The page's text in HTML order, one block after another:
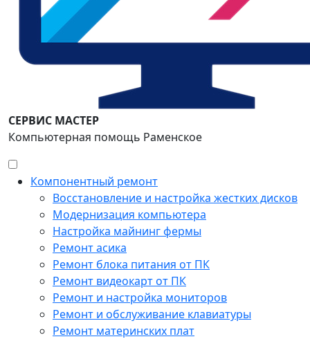
СЕРВИС МАСТЕР
Компьютерная помощь Раменское
Компонентный ремонт
Восстановление и настройка жестких дисков
Модернизация компьютера
Настройка майнинг фермы
Ремонт асика
Ремонт блока питания от ПК
Ремонт видеокарт от ПК
Ремонт и настройка мониторов
Ремонт и обслуживание клавиатуры
Ремонт материнских плат